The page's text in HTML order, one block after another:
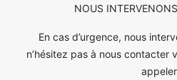
NOUS
En cas d’urgence, nous
n’hésitez pas à nous contacter